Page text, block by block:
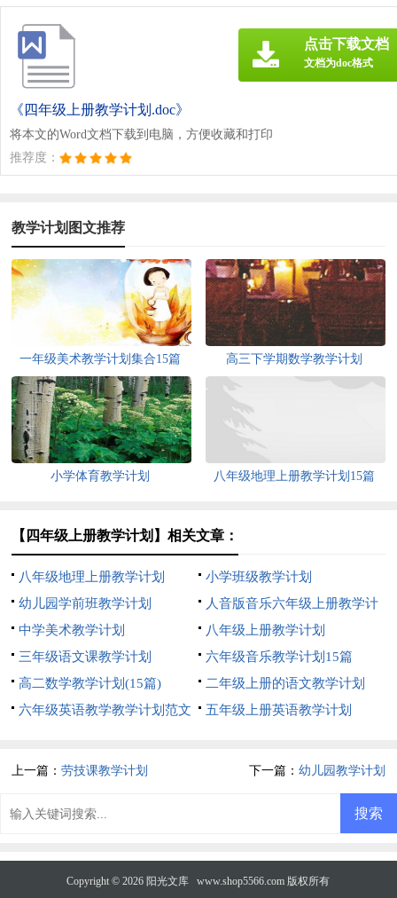
《四年级上册教学计划.doc》
将本文的Word文档下载到电脑，方便收藏和打印
推荐度：
点击下载文档
文档为doc格式
教学计划图文推荐
一年级美术教学计划集合15篇 高三下学期数学教学计划
小学体育教学计划 八年级地理上册教学计划15篇
【四年级上册教学计划】相关文章：
八年级地理上册教学计划
小学班级教学计划
幼儿园学前班教学计划
人音版音乐六年级上册教学计
划
中学美术教学计划
八年级上册教学计划
三年级语文课教学计划
六年级音乐教学计划15篇
高二数学教学计划(15篇)
二年级上册的语文教学计划
六年级英语教学教学计划范文
五年级上册英语教学计划
上一篇：劳技课教学计划 下一篇： 幼儿园教学计划
Copyright © 2026 阳光文库 www.shop5566.com 版权所有